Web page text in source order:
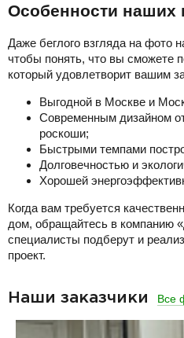
Особенности наших
Даже беглого взгляда на фото
чтобы понять, что вы сможете
который удовлетворит вашим
Выгодной в Москве и
Современным дизайном
роскоши;
Быстрыми темпами
Долговечностью и
Хорошей
Когда вам требуется
дом, обращайтесь в компанию
специалисты подберут и
проект.
Наши заказчики Все